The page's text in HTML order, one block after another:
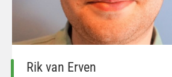
Rik van Erven